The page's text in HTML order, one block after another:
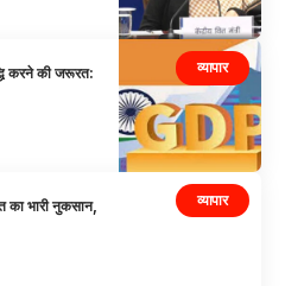
व्यापार
करने की जरूरत:
व्यापार
का भारी नुकसान,